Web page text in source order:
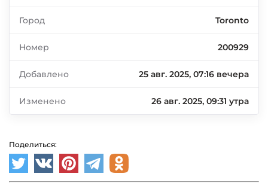
Город Toronto
Номер 200929
Добавлено 25 авг. 2025, 07:16 вечера
Изменено 26 авг. 2025, 09:31 утра
Поделиться: